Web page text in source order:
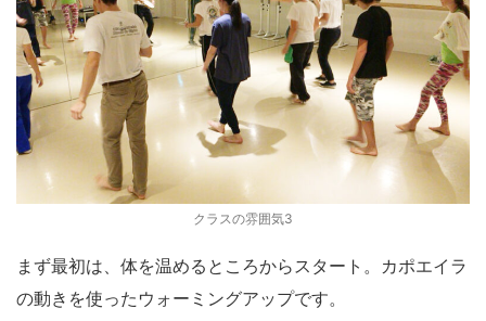
クラスの雰囲気3
まず最初は、体を温めるところからスタート。カポエイラ
の動きを使ったウォーミングアップです。